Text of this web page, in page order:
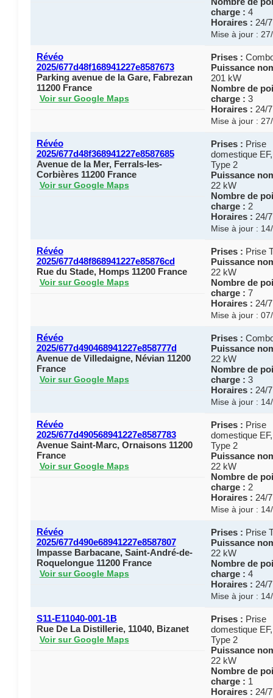
charge : 4
Horaires : 24/7
Mise à jour :
Révéo
2025/677d48f168941227e8587673
Parking avenue de la Gare, Fabrezan
11200 France
Voir sur Google Maps
Prises :
Puissance
201 kW
Nombre de
charge : 3
Horaires : 24/7
Mise à jour :
Révéo
2025/677d48f368941227e8587685
Avenue de la Mer, Ferrals-les-
Corbières 11200 France
Voir sur Google Maps
Prises : Prise
domestique
Type 2
Puissance
22 kW
Nombre de
charge : 2
Horaires : 24/7
Mise à jour :
Révéo
2025/677d48f868941227e85876cd
Rue du Stade, Homps 11200 France
Voir sur Google Maps
Prises : Prise
Puissance
22 kW
Nombre de
charge : 7
Horaires : 24/7
Mise à jour :
Révéo
2025/677d490468941227e858777d
Avenue de Villedaigne, Névian 11200
France
Voir sur Google Maps
Prises :
Puissance
22 kW
Nombre de
charge : 3
Horaires : 24/7
Mise à jour :
Révéo
2025/677d490568941227e8587783
Avenue Saint-Marc, Ornaisons 11200
France
Voir sur Google Maps
Prises : Prise
domestique
Type 2
Puissance
22 kW
Nombre de
charge : 2
Horaires : 24/7
Mise à jour :
Révéo
2025/677d490e68941227e8587807
Impasse Barbacane, Saint-André-de-
Roquelongue 11200 France
Voir sur Google Maps
Prises : Prise
Puissance
22 kW
Nombre de
charge : 4
Horaires : 24/7
Mise à jour :
S11-E11040-001-1B
Rue De La Distillerie, 11040, Bizanet
Voir sur Google Maps
Prises : Prise
domestique
Type 2
Puissance
22 kW
Nombre de
charge : 1
Horaires : 24/7